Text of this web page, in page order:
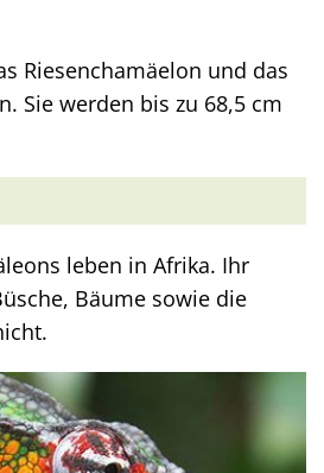
Riesenchamäelon und das
Sie werden bis zu 68,5 cm
leben in Afrika. Ihr
Bäume sowie die